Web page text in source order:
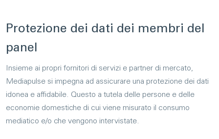
Protezione dei dati dei mem­bri del
panel
Insieme ai propri fornitori di servizi e partner di mercato,
Mediapulse si impegna ad assicurare una protezione dei dati
idonea e affidabile. Questo a tutela delle persone e delle
economie domestiche di cui viene misurato il consumo
mediatico e/o che vengono intervistate.